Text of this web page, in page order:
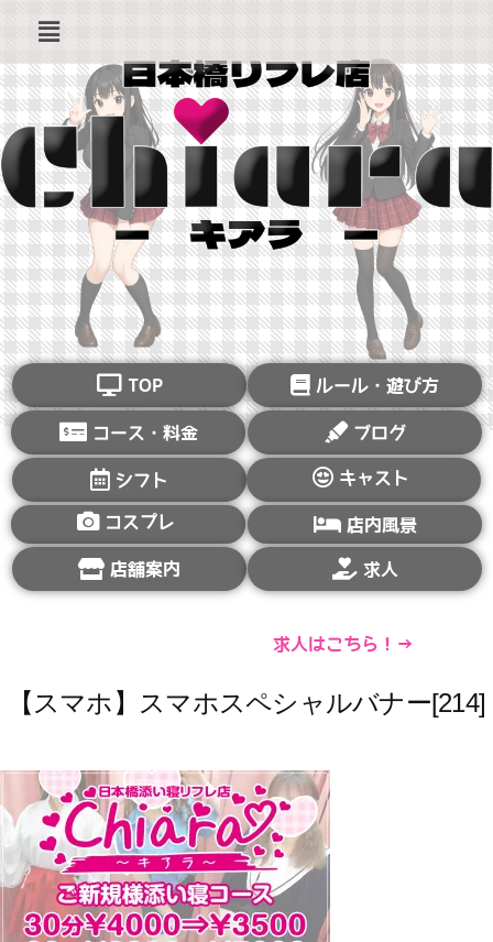
TOP ルール・遊び方
コース・料金 ブログ
シフト キャスト
コスプレ 店内風景
店舗案内 求人
求人はこちら！→
【スマホ】スマホスペシャルバナー[214]